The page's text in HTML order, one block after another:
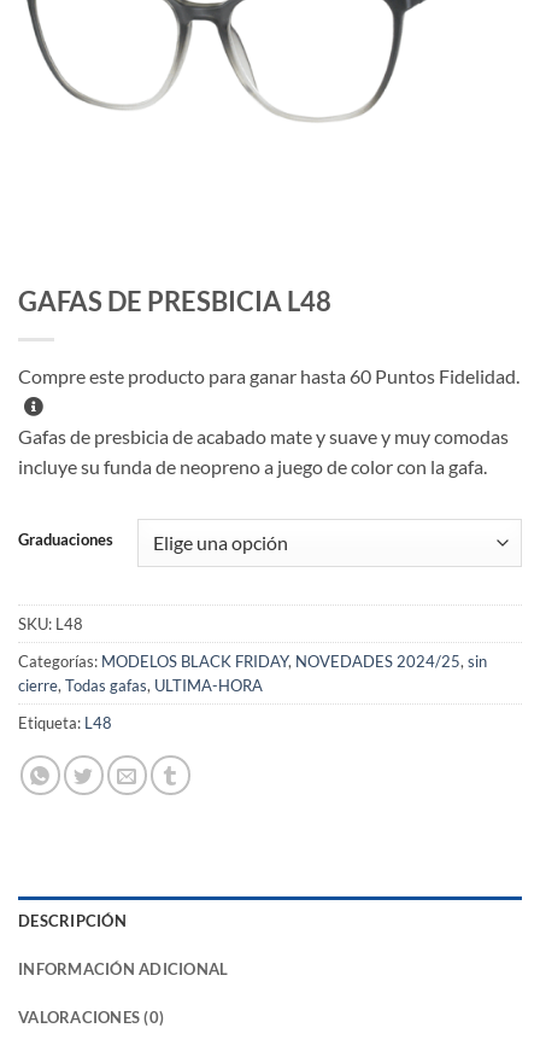
GAFAS DE PRESBICIA L48
Compre este producto para ganar hasta 60 Puntos Fidelidad.
Gafas de presbicia de acabado mate y suave y muy comodas
incluye su funda de neopreno a juego de color con la gafa.
Graduaciones
SKU: L48
Categorías: MODELOS BLACK FRIDAY, NOVEDADES 2024/25, sin
cierre, Todas gafas, ULTIMA-HORA
Etiqueta: L48
DESCRIPCIÓN
INFORMACIÓN ADICIONAL
VALORACIONES (0)